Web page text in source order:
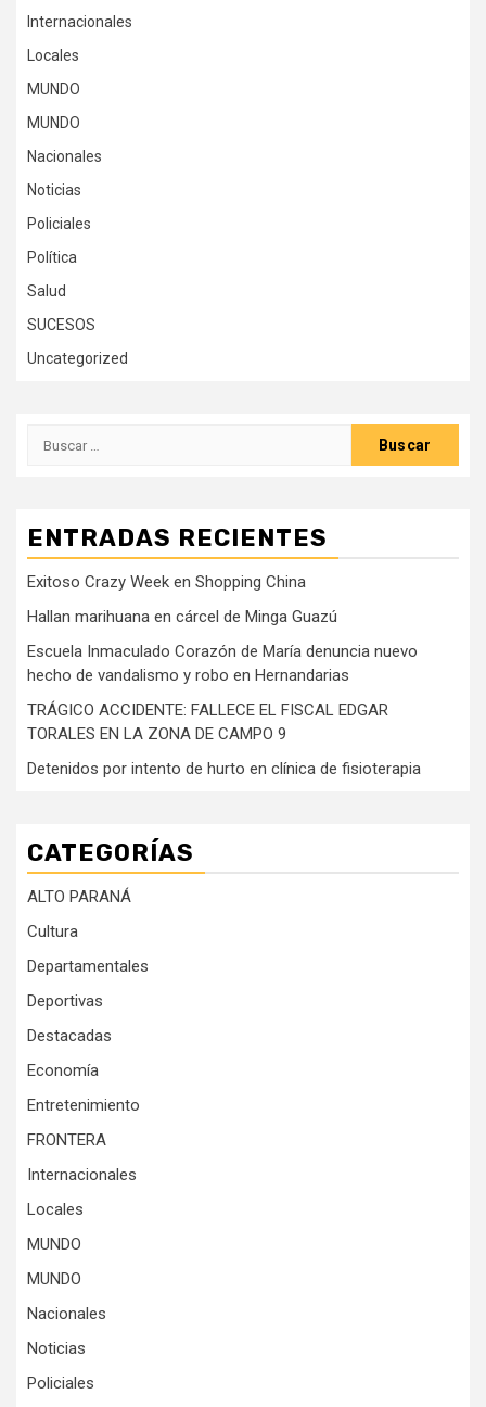
Internacionales
Locales
MUNDO
MUNDO
Nacionales
Noticias
Policiales
Política
Salud
SUCESOS
Uncategorized
Buscar:
ENTRADAS RECIENTES
Exitoso Crazy Week en Shopping China
Hallan marihuana en cárcel de Minga Guazú
Escuela Inmaculado Corazón de María denuncia nuevo
hecho de vandalismo y robo en Hernandarias
TRÁGICO ACCIDENTE: FALLECE EL FISCAL EDGAR
TORALES EN LA ZONA DE CAMPO 9
Detenidos por intento de hurto en clínica de fisioterapia
CATEGORÍAS
ALTO PARANÁ
Cultura
Departamentales
Deportivas
Destacadas
Economía
Entretenimiento
FRONTERA
Internacionales
Locales
MUNDO
MUNDO
Nacionales
Noticias
Policiales